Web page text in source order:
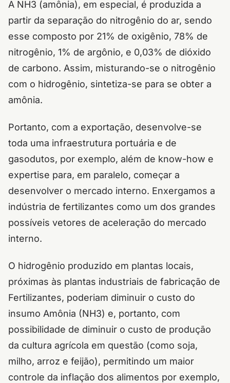
A NH3 (amônia), em especial, é produzida a
partir da separação do nitrogênio do ar, sendo
esse composto por 21% de oxigênio, 78% de
nitrogênio, 1% de argônio, e 0,03% de dióxido
de carbono. Assim, misturando-se o nitrogênio
com o hidrogênio, sintetiza-se para se obter a
amônia.
Portanto, com a exportação, desenvolve-se
toda uma infraestrutura portuária e de
gasodutos, por exemplo, além de know-how e
expertise para, em paralelo, começar a
desenvolver o mercado interno. Enxergamos a
indústria de fertilizantes como um dos grandes
possíveis vetores de aceleração do mercado
interno.
O hidrogênio produzido em plantas locais,
próximas às plantas industriais de fabricação de
Fertilizantes, poderiam diminuir o custo do
insumo Amônia (NH3) e, portanto, com
possibilidade de diminuir o custo de produção
da cultura agrícola em questão (como soja,
milho, arroz e feijão), permitindo um maior
controle da inflação dos alimentos por exemplo,